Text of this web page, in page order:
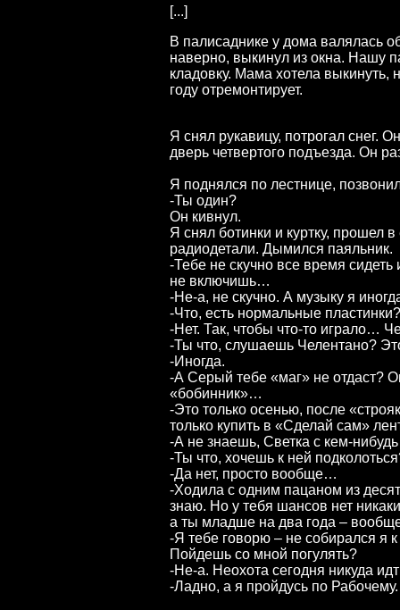
[...]
В палисаднике у дома валялась
наверно, выкинул из окна. Нашу
кладовку. Мама хотела
году отремонтирует.
Я снял рукавицу, потрогал снег.
дверь четвертого подъезда. Он
Я поднялся по лестнице,
-Ты один?
Он кивнул.
Я снял ботинки и куртку, прошел
радиодетали. Дымился паяльник.
-Тебе не скучно все время
не включишь…
-Не-а, не скучно. А музыку я
-Что, есть нормальные пластинки?
-Нет. Так, чтобы что-то играло…
-Ты что, слушаешь Челентано?
-Иногда.
-А Серый тебе «маг» не отдаст?
«бобинник»…
-Это только осенью, после
только купить в «Сделай сам»
-А не знаешь, Светка с кем-
-Ты что, хочешь к ней
-Да нет, просто вообще…
-Ходила с одним пацаном из
знаю. Но у тебя шансов нет
а ты младше на два года –
-Я тебе говорю – не собирался я
Пойдешь со мной погулять?
-Не-а. Неохота сегодня никуда
-Ладно, а я пройдусь по Рабочему.